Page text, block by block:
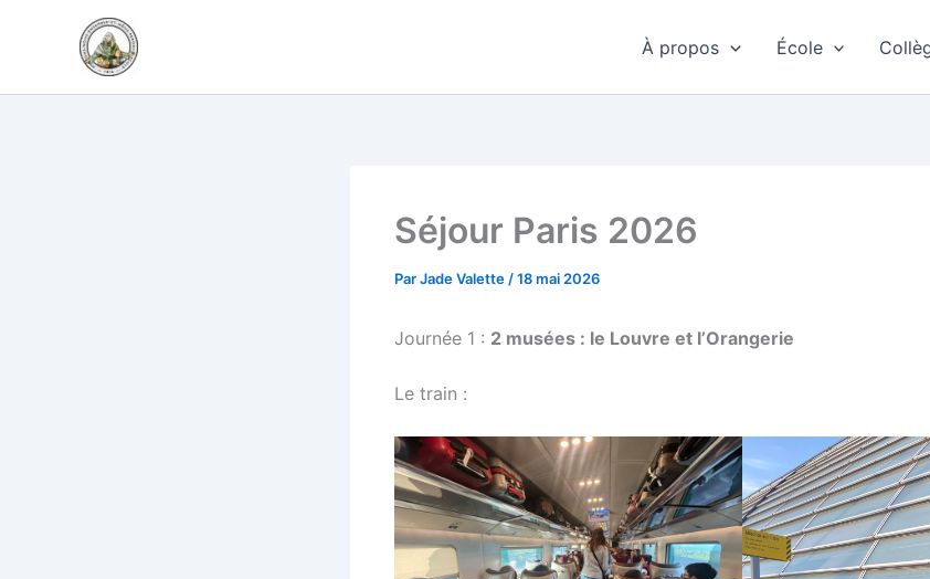
À propos École
Séjour Paris 2026
ParJade Valette /18 mai 2026
Journée 1 : 2 musées : le Louvre et l’Orangerie
Le train :